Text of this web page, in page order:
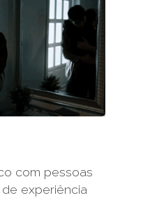
com pessoas
experiência